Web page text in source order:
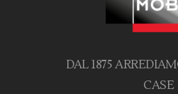
DAL 1875
CASE